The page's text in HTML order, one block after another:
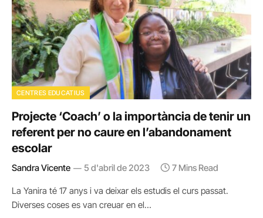
CENTRES EDUCATIUS
Projecte ‘Coach’ o la importància de tenir un
referent per no caure en l’abandonament
escolar
Sandra Vicente 5 d'abril de 2023 7 Mins Read
La Yanira té 17 anys i va deixar els estudis el curs passat.
Diverses coses es van creuar en el…